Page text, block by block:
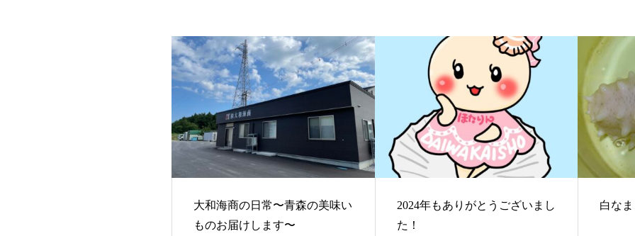
大和海商の日常〜青森の美味い
ものお届けします〜
2024年もありがとうございまし
た！
白な